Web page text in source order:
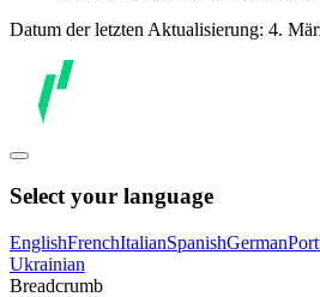
Datum der letzten Aktualisierung: 4.
Select your language
EnglishFrenchItalianSpanishGerman
Ukrainian
Breadcrumb